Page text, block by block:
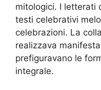
mitologici. I letterati
testi celebrativi
celebrazioni. La
realizzava
prefiguravano le
integrale.